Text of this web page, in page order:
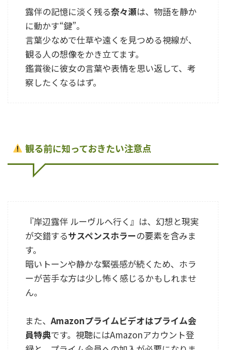
露伴の記憶に淡く残る奈々瀬は、物語を静か
に動かす“鍵”。
言葉少なめで仕草や遠くを見つめる視線が、
観る人の想像をかき立てます。
鑑賞後に彼女の言葉や表情を思い返して、考
察したくなるはず。
観る前に知っておきたい注意点
『岸辺露伴 ルーヴルへ行く』は、幻想と現実
が交錯するサスペンスホラーの要素を含みま
す。
暗いトーンや静かな緊張感が続くため、ホラ
ーが苦手な方は少し怖く感じるかもしれませ
ん。
また、Amazonプライムビデオはプライム会
員特典です。視聴にはAmazonアカウント登